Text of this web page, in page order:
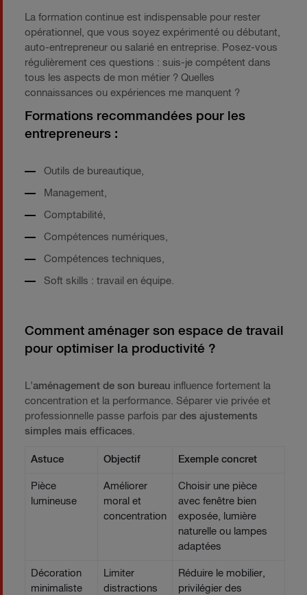
La formation continue est indispensable pour rester
opérationnel, que vous soyez expérimenté ou débutant,
auto-entrepreneur ou salarié en entreprise. Posez-vous
régulièrement ces questions : suis-je compétent dans
tous les aspects de mon métier ? Quelles
connaissances ou expériences me manquent ?
Formations recommandées pour les
entrepreneurs :
Outils de bureautique,
Management,
Comptabilité,
Compétences numériques,
Compétences techniques,
Soft skills : travail en équipe.
Comment aménager son espace de travail
pour optimiser la productivité ?
L’aménagement de son bureau influence fortement la
concentration et la performance. Séparer vie privée et
professionnelle passe parfois par des ajustements
simples mais efficaces.
Astuce Objectif Exemple concret
Pièce
lumineuse
Améliorer
moral et
concentration
Choisir une pièce
avec fenêtre bien
exposée, lumière
naturelle ou lampes
adaptées
Décoration
minimaliste
Limiter
distractions
Réduire le mobilier,
privilégier des